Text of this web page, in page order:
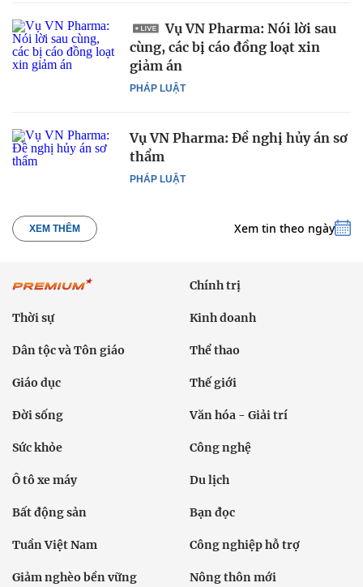
PHÁP LUẬT
Vụ VN Pharma: Nói lời sau
cùng, các bị cáo đồng loạt xin
giảm án
PHÁP LUẬT
Vụ VN Pharma: Đề nghị hủy án sơ
thẩm
XEM THÊM Xem tin theo ngày
Chính trị
Thời sự Kinh doanh
Dân tộc và Tôn giáo Thể thao
Giáo dục Thế giới
Đời sống Văn hóa - Giải trí
Sức khỏe Công nghệ
Ô tô xe máy Du lịch
Bất động sản Bạn đọc
Tuần Việt Nam Công nghiệp hỗ trợ
Giảm nghèo bền vững Nông thôn mới